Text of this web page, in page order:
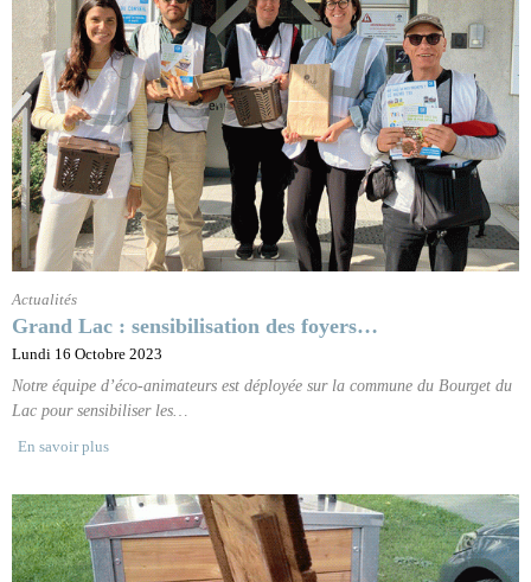
Actualités
Grand Lac : sensibilisation des foyers…
Lundi 16 Octobre 2023
Notre équipe d’éco-animateurs est déployée sur la commune du Bourget du
Lac pour sensibiliser les…
En savoir plus